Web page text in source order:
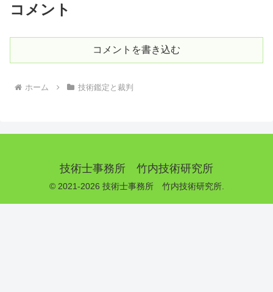
コメント
コメントを書き込む
ホーム 技術鑑定と裁判
技術士事務所 竹内技術研究所
© 2021-2026 技術士事務所 竹内技術研究所.